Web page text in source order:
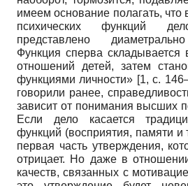
имеем основание полагать,
психических функций
представлено
Функция сперва складывается
отношений детей, затем
функциями личности» [1, с.
говорили ранее,
зависит от понимания высших
Если дело касается
функций (восприятия, памяти и
первая часть утверждения,
отрицает. Но даже в
качеств, связанных с